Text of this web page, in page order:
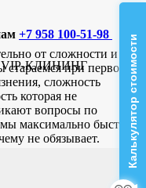
+7 958 100-51-98
VIP-КЛИНИНГ
от сложности и
при первом
сложность
которая не
вопросы по
максимально быстро
не обязывает.
Калькулятор стоимости